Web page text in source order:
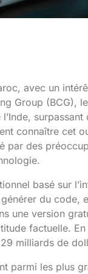
avec un
Group (BCG),
connaître cet
par des
basé sur
du code,
une version
factuelle.
milliards de
parmi les plus